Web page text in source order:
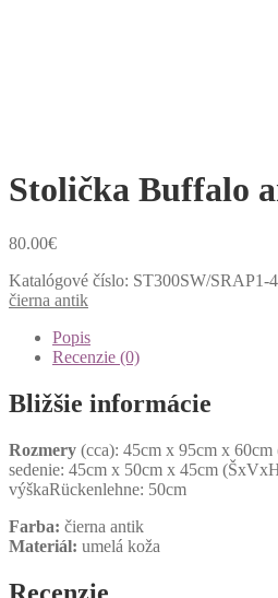
Stolička Buffalo
80.00€
Katalógové číslo: ST300SW/SRAP1-4
čierna antik
Popis
Recenzie (0)
Bližšie informácie
Rozmery (cca): 45cm x 95cm x
sedenie: 45cm x 50cm x 45cm
výškaRückenlehne: 50cm
Farba: čierna antik
Materiál: umelá koža
Recenzie